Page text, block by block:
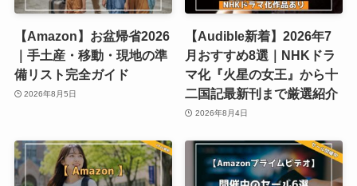
【Amazon】お盆帰省2026
｜手土産・移動・現地の準
備リスト完全ガイド
2026年8月5日
【Audible新着】2026年7
月おすすめ8選｜NHKドラ
マ化『火星の女王』から十
二国記最新刊まで厳選紹介
2026年8月4日